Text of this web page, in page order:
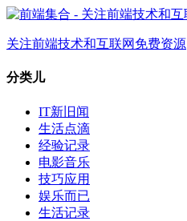
关注前端技术和互联网免费资源
分类儿
IT新旧闻
生活点滴
经验记录
电影音乐
技巧应用
娱乐而已
生活记录